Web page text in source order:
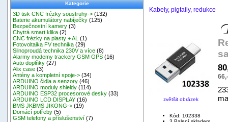
Kategorie
3D tisk CNC frézky soustruhy-> (132)
Baterie akumulátory nabíječky (125)
Bezpečnostní kamery (3)
Chytrá smart klika (2)
CNC frézky na plasty + AL
(1)
Fotovoltaika FV technika (29)
Silnoproudá technika 230V a více (8)
Alarmy modemy trackery GSM GPS (16)
Auto doplňky (27)
Alix case (3)
Antény a kompletní spoje-> (34)
ARDUINO čidla a senzory (46)
ARDUINO moduly shieldy (114)
ARDUINO ESP32 procesorové desky (33)
ARDUINO LCD DISPLAY (16)
BMS JKBMS JIKONG-> (19)
Domácí potřeby (5)
GSM telefony a příslušenství (7)
Kabely, pigtaily, redukce
zvětšit obrázek
Kód: 102338